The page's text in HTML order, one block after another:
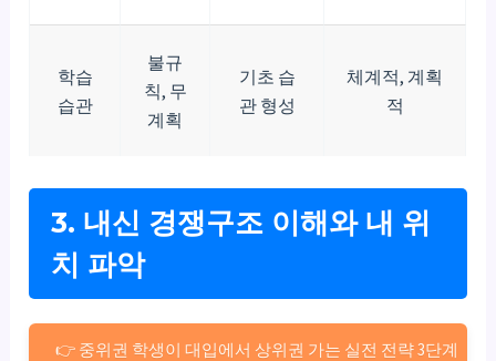
학습
습관
불규
칙, 무
계획
기초 습
관 형성
체계적, 계획
적
3. 내신 경쟁구조 이해와 내 위
치 파악
👉 중위권 학생이 대입에서 상위권 가는 실전 전략 3단계